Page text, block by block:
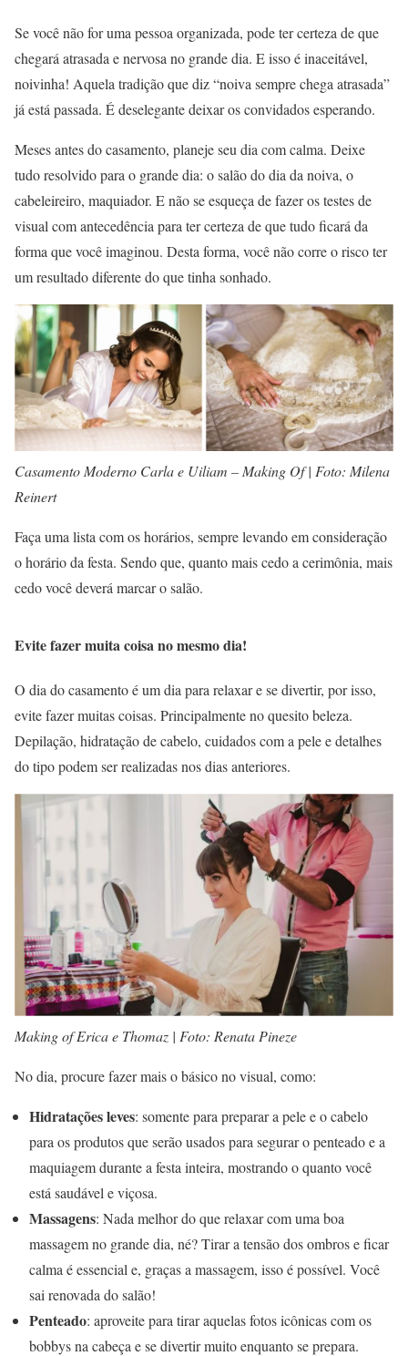
Se você não for uma pessoa organizada, pode ter certeza de que
chegará atrasada e nervosa no grande dia. E isso é inaceitável,
noivinha! Aquela tradição que diz “noiva sempre chega atrasada”
já está passada. É deselegante deixar os convidados esperando.
Meses antes do casamento, planeje seu dia com calma. Deixe
tudo resolvido para o grande dia: o salão do dia da noiva, o
cabeleireiro, maquiador. E não se esqueça de fazer os testes de
visual com antecedência para ter certeza de que tudo ficará da
forma que você imaginou. Desta forma, você não corre o risco ter
um resultado diferente do que tinha sonhado.
Casamento Moderno Carla e Uiliam – Making Of | Foto: Milena
Reinert
Faça uma lista com os horários, sempre levando em consideração
o horário da festa. Sendo que, quanto mais cedo a cerimônia, mais
cedo você deverá marcar o salão.
Evite fazer muita coisa no mesmo dia!
O dia do casamento é um dia para relaxar e se divertir, por isso,
evite fazer muitas coisas. Principalmente no quesito beleza.
Depilação, hidratação de cabelo, cuidados com a pele e detalhes
do tipo podem ser realizadas nos dias anteriores.
Making of Erica e Thomaz | Foto: Renata Pineze
No dia, procure fazer mais o básico no visual, como:
Hidratações leves: somente para preparar a pele e o cabelo
para os produtos que serão usados para segurar o penteado e a
maquiagem durante a festa inteira, mostrando o quanto você
está saudável e viçosa.
Massagens: Nada melhor do que relaxar com uma boa
massagem no grande dia, né? Tirar a tensão dos ombros e ficar
calma é essencial e, graças a massagem, isso é possível. Você
sai renovada do salão!
Penteado: aproveite para tirar aquelas fotos icônicas com os
bobbys na cabeça e se divertir muito enquanto se prepara.